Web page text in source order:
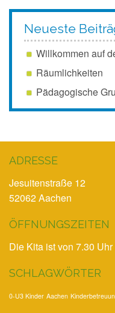
Neueste
Willkommen auf
Räumlichkeiten
Pädagogische
ADRESSE
Jesuitenstraße 12
52062 Aachen
ÖFFNUNGSZEITEN
Die Kita ist von 7.30
SCHLAGWÖRTER
0-U3 Kinder Aachen